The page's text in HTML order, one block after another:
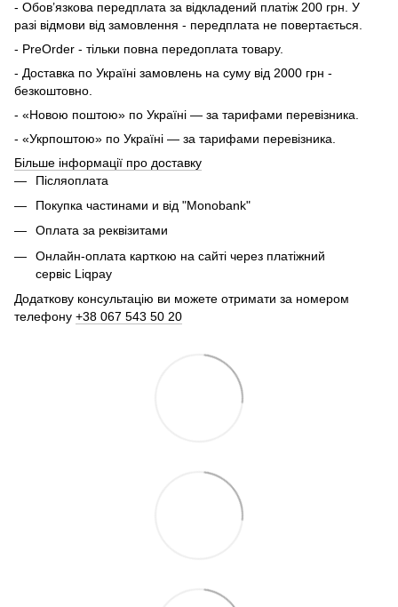
- Обов’язкова передплата за відкладений платіж 200 грн. У
разі відмови від замовлення - передплата не повертається.
- PreOrder - тільки повна передоплата товару.
- Доставка по Україні замовлень на суму від 2000 грн -
безкоштовно.
- «Новою поштою» по Україні — за тарифами перевізника.
- «Укрпоштою» по Україні — за тарифами перевізника.
Більше інформації про доставку
Післяоплата
Покупка частинами и від "Monobank"
Оплата за реквізитами
Онлайн-оплата карткою на сайті через платіжний
сервіс Liqpay
Додаткову консультацію ви можете отримати за номером
телефону +38 067 543 50 20